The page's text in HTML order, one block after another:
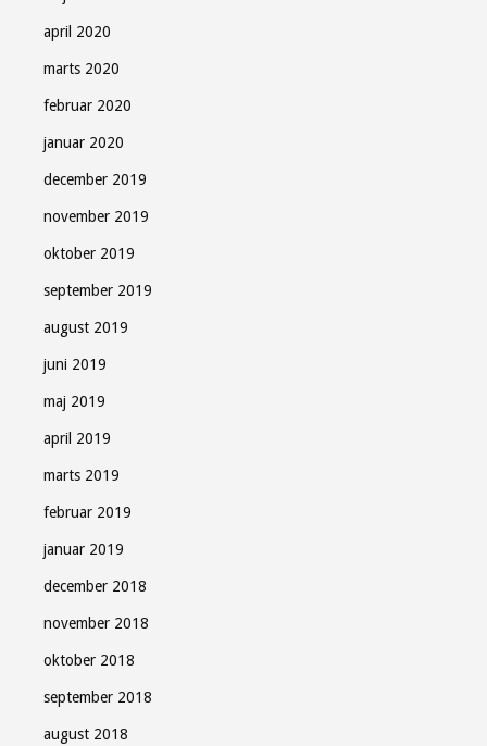
april 2020
marts 2020
februar 2020
januar 2020
december 2019
november 2019
oktober 2019
september 2019
august 2019
juni 2019
maj 2019
april 2019
marts 2019
februar 2019
januar 2019
december 2018
november 2018
oktober 2018
september 2018
august 2018